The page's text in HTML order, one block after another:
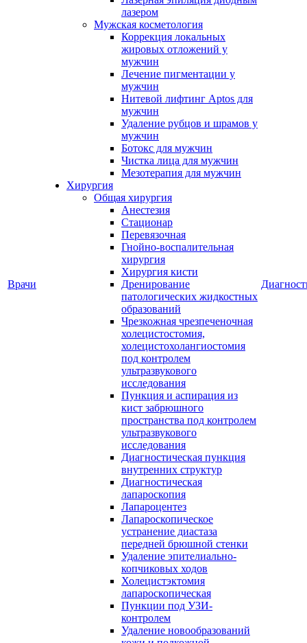
Врачи
лазером
Мужская косметология
Коррекция локальных
жировых отложений у
мужчин
Лечение пигментации у
мужчин
Нитевой лифтинг Aptos для
мужчин
Удаление рубцов и шрамов у
мужчин
Ботокс для мужчин
Чистка лица для мужчин
Мезотерапия для мужчин
Хирургия
Общая хирургия
Анестезия
Стационар
Перевязочная
Гнойно-воспалительная
хирургия
Хирургия кисти
Дренирование
патологических жидкостных
образований
Чрезкожная чрезпеченочная
холецистостомия,
холецистохолангиостомия
под контролем
ультразвукового
исследования
Пункция и аспирация из
кист забрюшного
пространства под контролем
ультразвукового
исследования
Диагностическая пункция
внутренних структур
Диагностическая
лапароскопия
Лапароцентез
Лапароскопическое
устранение диастаза
передней брюшной стенки
Удаление эпителиально-
копчиковых ходов
Холецистэктомия
лапароскопическая
Пункции под УЗИ-
контролем
Удаление новообразований